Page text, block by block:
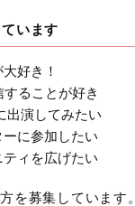
います
好き！
ることが好き
出演してみたい
に参加したい
ィを広げたい
を募集しています。